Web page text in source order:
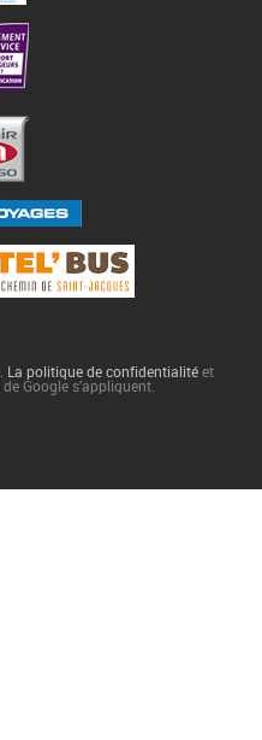
La politique de confidentialitéet
de Google s’appliquent.